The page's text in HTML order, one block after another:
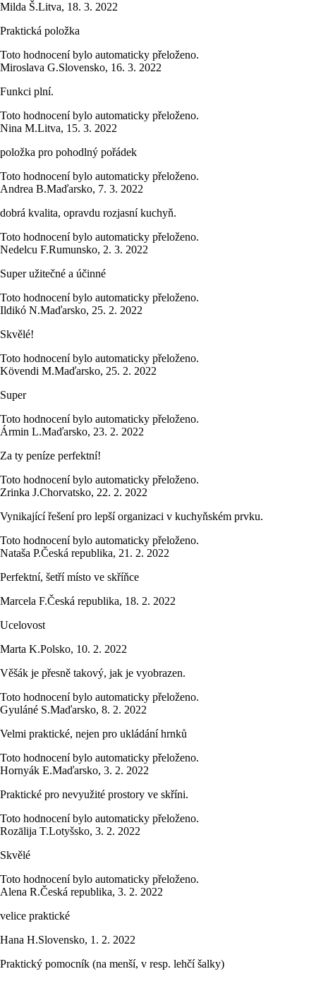
Milda Š.Litva, 18. 3. 2022
Praktická položka
Toto hodnocení bylo automaticky přeloženo.
Miroslava G.Slovensko, 16. 3. 2022
Funkci plní.
Toto hodnocení bylo automaticky přeloženo.
Nina M.Litva, 15. 3. 2022
položka pro pohodlný pořádek
Toto hodnocení bylo automaticky přeloženo.
Andrea B.Maďarsko, 7. 3. 2022
dobrá kvalita, opravdu rozjasní kuchyň.
Toto hodnocení bylo automaticky přeloženo.
Nedelcu F.Rumunsko, 2. 3. 2022
Super užitečné a účinné
Toto hodnocení bylo automaticky přeloženo.
Ildikó N.Maďarsko, 25. 2. 2022
Skvělé!
Toto hodnocení bylo automaticky přeloženo.
Kövendi M.Maďarsko, 25. 2. 2022
Super
Toto hodnocení bylo automaticky přeloženo.
Ármin L.Maďarsko, 23. 2. 2022
Za ty peníze perfektní!
Toto hodnocení bylo automaticky přeloženo.
Zrinka J.Chorvatsko, 22. 2. 2022
Vynikající řešení pro lepší organizaci v kuchyňském prvku.
Toto hodnocení bylo automaticky přeloženo.
Nataša P.Česká republika, 21. 2. 2022
Perfektní, šetří místo ve skříňce
Marcela F.Česká republika, 18. 2. 2022
Ucelovost
Marta K.Polsko, 10. 2. 2022
Věšák je přesně takový, jak je vyobrazen.
Toto hodnocení bylo automaticky přeloženo.
Gyuláné S.Maďarsko, 8. 2. 2022
Velmi praktické, nejen pro ukládání hrnků
Toto hodnocení bylo automaticky přeloženo.
Hornyák E.Maďarsko, 3. 2. 2022
Praktické pro nevyužité prostory ve skříni.
Toto hodnocení bylo automaticky přeloženo.
Rozālija T.Lotyšsko, 3. 2. 2022
Skvělé
Toto hodnocení bylo automaticky přeloženo.
Alena R.Česká republika, 3. 2. 2022
velice praktické
Hana H.Slovensko, 1. 2. 2022
Praktický pomocník (na menší, v resp. lehčí šalky)